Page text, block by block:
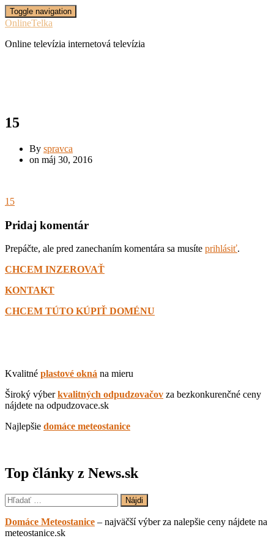
Toggle navigation
OnlineTelka
Online televízia internetová televízia
15
By spravca
on máj 30, 2016
15
Pridaj komentár
Prepáčte, ale pred zanechaním komentára sa musíte prihlásiť.
CHCEM INZEROVAŤ
KONTAKT
CHCEM TÚTO KÚPIŤ DOMÉNU
Kvalitné plastové okná na mieru
Široký výberkvalitných odpudzovačov za bezkonkurenčné ceny
nájdete na odpudzovace.sk
Najlepšie domáce meteostanice
Top články z News.sk
Hľadať:
Domáce Meteostanice – najväčší výber za nalepšie ceny nájdete na
meteostanice.sk